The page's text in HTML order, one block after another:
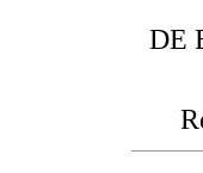
DE